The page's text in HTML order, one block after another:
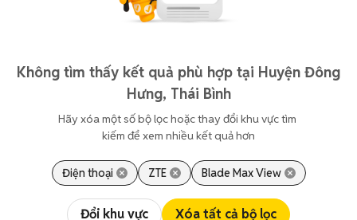
Không tìm thấy kết quả phù hợp tại Huyện Đông
Hưng, Thái Bình
Hãy xóa một số bộ lọc hoặc thay đổi khu vực tìm
kiếm để xem nhiều kết quả hơn
Điện thoại ZTE Blade Max View
Đổi khu vực Xóa tất cả bộ lọc